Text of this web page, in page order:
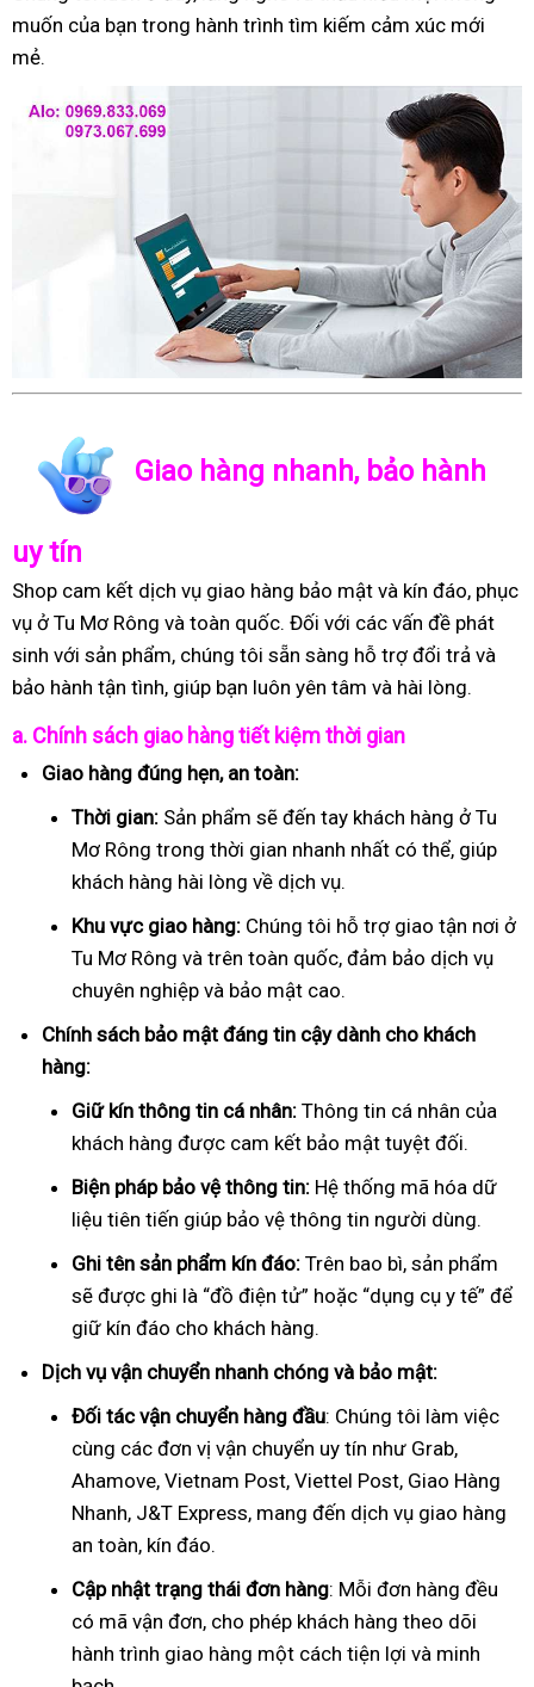
muốn của bạn trong hành trình tìm kiếm cảm xúc mới
mẻ.
Giao hàng nhanh, bảo hành
uy tín
Shop cam kết dịch vụ giao hàng bảo mật và kín đáo, phục
vụ ở Tu Mơ Rông và toàn quốc. Đối với các vấn đề phát
sinh với sản phẩm, chúng tôi sẵn sàng hỗ trợ đổi trả và
bảo hành tận tình, giúp bạn luôn yên tâm và hài lòng.
a. Chính sách giao hàng tiết kiệm thời gian
Giao hàng đúng hẹn, an toàn:
Thời gian: Sản phẩm sẽ đến tay khách hàng ở Tu
Mơ Rông trong thời gian nhanh nhất có thể, giúp
khách hàng hài lòng về dịch vụ.
Khu vực giao hàng: Chúng tôi hỗ trợ giao tận nơi ở
Tu Mơ Rông và trên toàn quốc, đảm bảo dịch vụ
chuyên nghiệp và bảo mật cao.
Chính sách bảo mật đáng tin cậy dành cho khách
hàng:
Giữ kín thông tin cá nhân: Thông tin cá nhân của
khách hàng được cam kết bảo mật tuyệt đối.
Biện pháp bảo vệ thông tin: Hệ thống mã hóa dữ
liệu tiên tiến giúp bảo vệ thông tin người dùng.
Ghi tên sản phẩm kín đáo: Trên bao bì, sản phẩm
sẽ được ghi là “đồ điện tử” hoặc “dụng cụ y tế” để
giữ kín đáo cho khách hàng.
Dịch vụ vận chuyển nhanh chóng và bảo mật:
Đối tác vận chuyển hàng đầu: Chúng tôi làm việc
cùng các đơn vị vận chuyển uy tín như Grab,
Ahamove, Vietnam Post, Viettel Post, Giao Hàng
Nhanh, J&T Express, mang đến dịch vụ giao hàng
an toàn, kín đáo.
Cập nhật trạng thái đơn hàng: Mỗi đơn hàng đều
có mã vận đơn, cho phép khách hàng theo dõi
hành trình giao hàng một cách tiện lợi và minh